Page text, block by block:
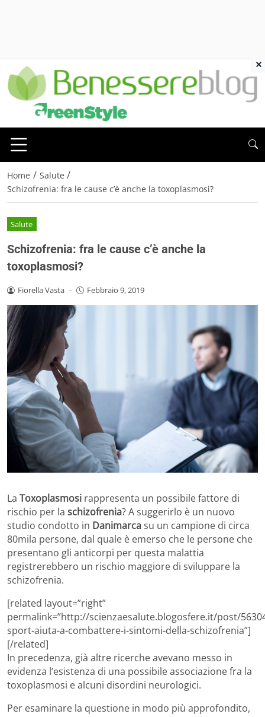
Home / Salute /
Schizofrenia: fra le cause c’è anche la toxoplasmosi?
Salute
Schizofrenia: fra le cause c’è anche la
toxoplasmosi?
Fiorella Vasta - Febbraio 9, 2019
La Toxoplasmosi rappresenta un possibile fattore di
rischio per la schizofrenia? A suggerirlo è un nuovo
studio condotto in Danimarcasu un campione di circa
80mila persone, dal quale è emerso che le persone che
presentano gli anticorpi per questa malattia
registrerebbero un rischio maggiore di sviluppare la
schizofrenia.
[related layout=”right”
permalink=”http://scienzaesalute.blogosfere.it/post/
sport-aiuta-a-combattere-i-sintomi-della-schizofrenia”]
[/related]
In precedenza, già altre ricerche avevano messo in
evidenza l’esistenza di una possibile associazione fra la
toxoplasmosi e alcuni disordini neurologici.
Per esaminare la questione in modo più approfondito,
×